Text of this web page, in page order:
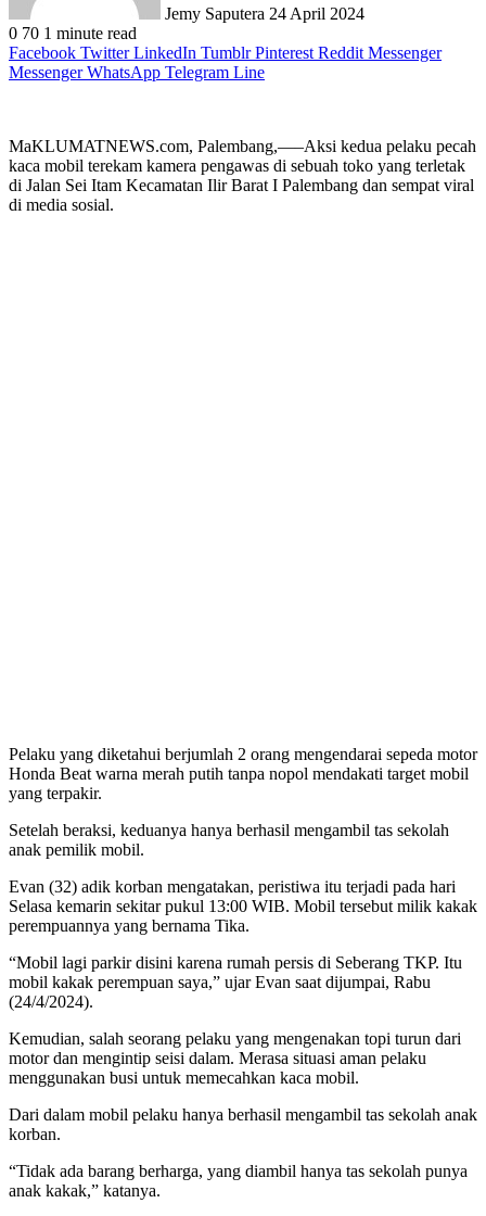
Jemy Saputera 24 April 2024
0 70 1 minute read
Facebook Twitter LinkedIn Tumblr Pinterest Reddit Messenger
Messenger WhatsApp Telegram Line
MaKLUMATNEWS.com, Palembang,—–Aksi kedua pelaku pecah
kaca mobil terekam kamera pengawas di sebuah toko yang terletak
di Jalan Sei Itam Kecamatan Ilir Barat I Palembang dan sempat viral
di media sosial.
Pelaku yang diketahui berjumlah 2 orang mengendarai sepeda motor
Honda Beat warna merah putih tanpa nopol mendakati target mobil
yang terpakir.
Setelah beraksi, keduanya hanya berhasil mengambil tas sekolah
anak pemilik mobil.
Evan (32) adik korban mengatakan, peristiwa itu terjadi pada hari
Selasa kemarin sekitar pukul 13:00 WIB. Mobil tersebut milik kakak
perempuannya yang bernama Tika.
“Mobil lagi parkir disini karena rumah persis di Seberang TKP. Itu
mobil kakak perempuan saya,” ujar Evan saat dijumpai, Rabu
(24/4/2024).
Kemudian, salah seorang pelaku yang mengenakan topi turun dari
motor dan mengintip seisi dalam. Merasa situasi aman pelaku
menggunakan busi untuk memecahkan kaca mobil.
Dari dalam mobil pelaku hanya berhasil mengambil tas sekolah anak
korban.
“Tidak ada barang berharga, yang diambil hanya tas sekolah punya
anak kakak,” katanya.